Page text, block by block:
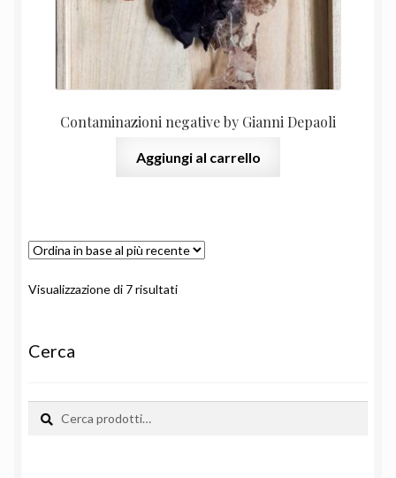
Contaminazioni negative by Gianni Depaoli
Aggiungi al carrello
Visualizzazione di 7 risultatiOrdina
Cerca
Cerca:
Cerca